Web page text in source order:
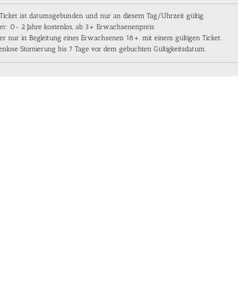
ist datumsgebunden und nur an diesem Tag/Uhrzeit gültig.
0- 2 Jahre kostenlos, ab 3+ Erwachsenenpreis
nur in Begleitung eines Erwachsenen 18+. mit einem gültigen Ticket.
Stornierung bis 7 Tage vor dem gebuchten Gültigkeitsdatum.